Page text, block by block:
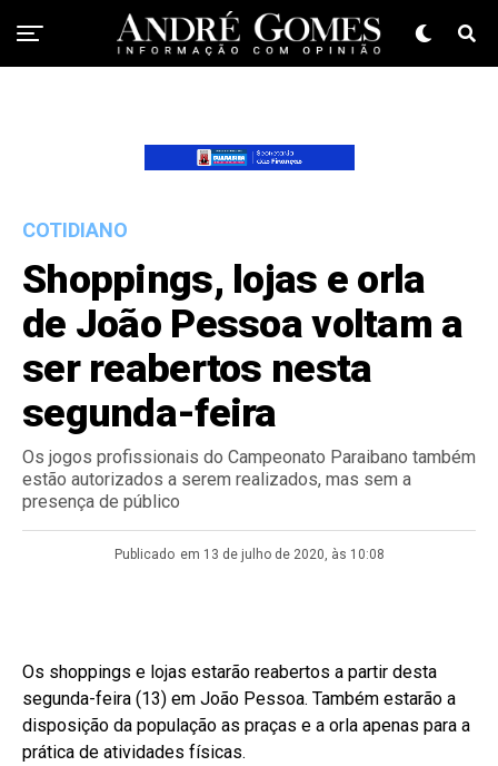
COTIDIANO
Shoppings, lojas e orla
de João Pessoa voltam a
ser reabertos nesta
segunda-feira
Os jogos profissionais do Campeonato Paraibano também
estão autorizados a serem realizados, mas sem a
presença de público
Publicado em 13 de julho de 2020, às 10:08
Os shoppings e lojas estarão reabertos a partir desta
segunda-feira (13) em João Pessoa. Também estarão a
disposição da população as praças e a orla apenas para a
prática de atividades físicas.